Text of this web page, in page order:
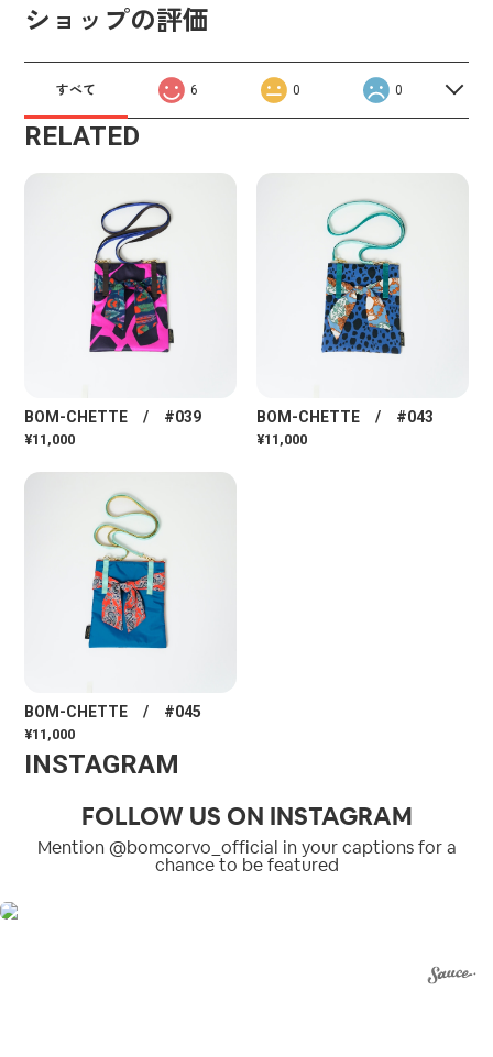
ショップの評価
すべて 6 0 0
RELATED
BOM-CHETTE / #039
¥11,000
BOM-CHETTE / #043
¥11,000
BOM-CHETTE / #045
¥11,000
INSTAGRAM
FOLLOW US ON INSTAGRAM
Mention @bomcorvo_official in your captions for a
chance to be featured